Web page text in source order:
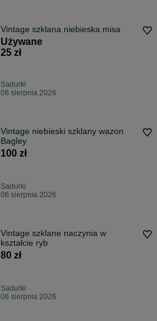
Vintage szklana niebieska misa
Używane
25 zł
Sadurki
06 sierpnia 2026
Vintage niebieski szklany wazon
Bagley
100 zł
Sadurki
06 sierpnia 2026
Vintage szklane naczynia w
kształcie ryb
80 zł
Sadurki
06 sierpnia 2026